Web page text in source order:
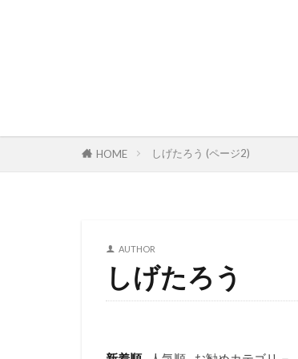
HOME しげたろう (ページ2)
AUTHOR
しげたろう